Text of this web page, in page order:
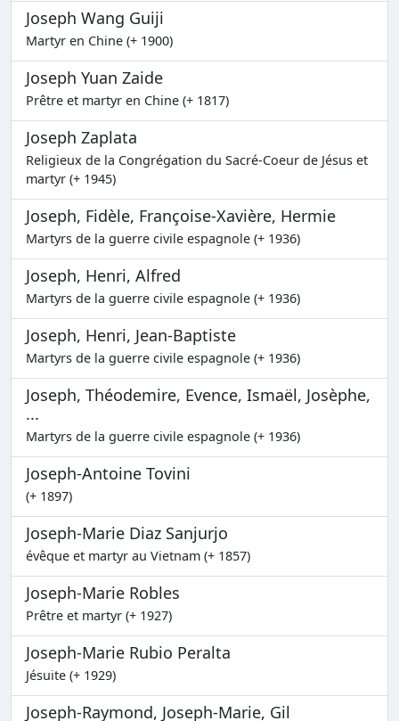
Joseph Wang Guiji
Martyr en Chine (+ 1900)
Joseph Yuan Zaide
Prêtre et martyr en Chine (+ 1817)
Joseph Zaplata
Religieux de la Congrégation du Sacré-Coeur de Jésus et
martyr (+ 1945)
Joseph, Fidèle, Françoise-Xavière, Hermie
Martyrs de la guerre civile espagnole (+ 1936)
Joseph, Henri, Alfred
Martyrs de la guerre civile espagnole (+ 1936)
Joseph, Henri, Jean-Baptiste
Martyrs de la guerre civile espagnole (+ 1936)
Joseph, Théodemire, Evence, Ismaël, Josèphe,
...
Martyrs de la guerre civile espagnole (+ 1936)
Joseph-Antoine Tovini
(+ 1897)
Joseph-Marie Diaz Sanjurjo
évêque et martyr au Vietnam (+ 1857)
Joseph-Marie Robles
Prêtre et martyr (+ 1927)
Joseph-Marie Rubio Peralta
Jésuite (+ 1929)
Joseph-Raymond, Joseph-Marie, Gil